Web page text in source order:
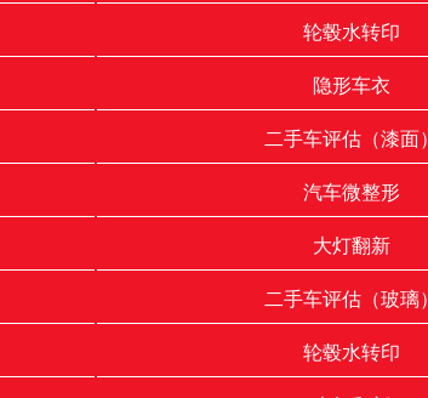
轮毂水转印
隐形车衣
二手车评估（漆面）
汽车微整形
大灯翻新
二手车评估（玻璃）
轮毂水转印